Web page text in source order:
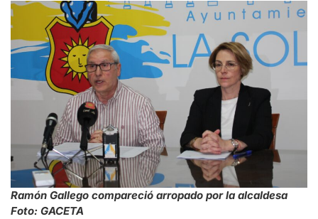
Ramón Gallego compareció arropado por la alcaldesa
Foto: GACETA